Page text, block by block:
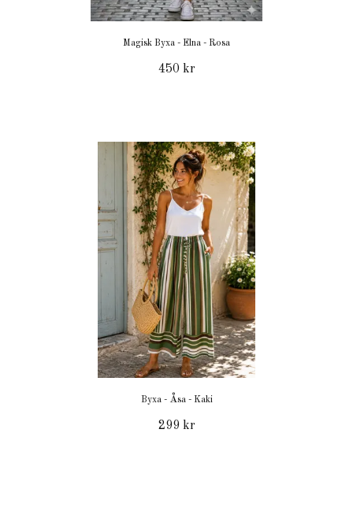
Magisk Byxa - Elna - Rosa
450 kr
Byxa - Åsa - Kaki
299 kr